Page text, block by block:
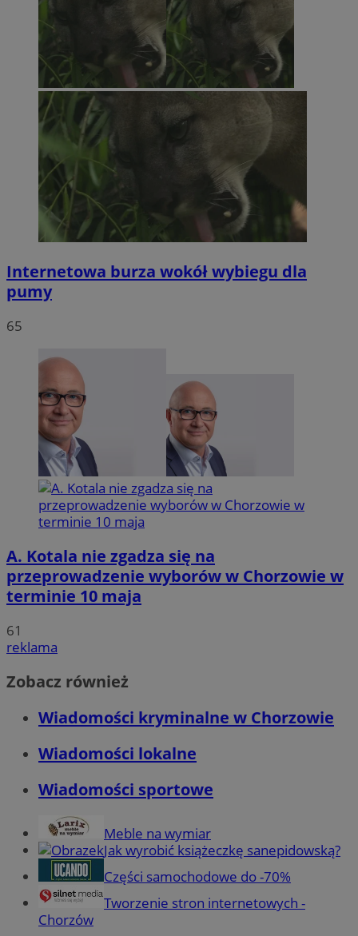
Internetowa burza wokół wybiegu dla
pumy
65
A. Kotala nie zgadza się na
przeprowadzenie wyborów w Chorzowie w
terminie 10 maja
61
reklama
Zobacz również
Wiadomości kryminalne w Chorzowie
Wiadomości lokalne
Wiadomości sportowe
Meble na wymiar
Jak wyrobić książeczkę sanepidowską?
Części samochodowe do -70%
Tworzenie stron internetowych -
Chorzów